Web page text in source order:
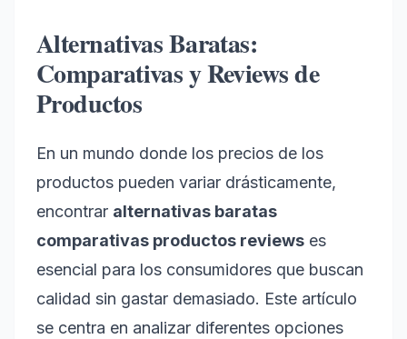
Alternativas Baratas:
Comparativas y Reviews de
Productos
En un mundo donde los precios de los
productos pueden variar drásticamente,
encontrar alternativas baratas
comparativas productos reviews es
esencial para los consumidores que buscan
calidad sin gastar demasiado. Este artículo
se centra en analizar diferentes opciones